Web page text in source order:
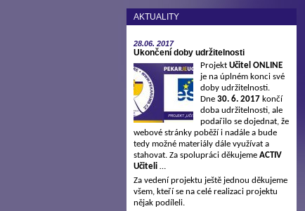
AKTUALITY
28.06. 2017
Ukončení doby udržitelnosti
Projekt Učitel ONLINE
je na úplném konci své
doby udržitelnosti.
Dne 30. 6. 2017 končí
doba udržitelnosti, ale
podařilo se dojednat, že
webové stránky poběží i nadále a bude
tedy možné materiály dále využívat a
stahovat. Za spolupráci děkujeme ACTIV
Učiteli …
Za vedení projektu ještě jednou děkujeme
všem, kteří se na celé realizaci projektu
nějak podíleli.